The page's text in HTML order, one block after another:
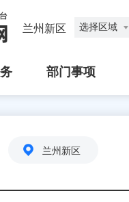
兰州新区 选择区域
部门事项
兰州新区